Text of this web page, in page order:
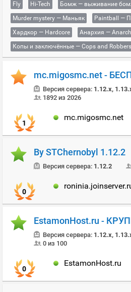
Fly
Hi-Tech
Бомж — выживание
Murder mystery — Маньяк
Paintball —
Хардкор — Hardcore
Анархия —
Копы и заключённые — Cops and Robbers
mc.migosmc.net -
Версия сервера: 1.12.x,
1892 из 2026
1
mc.migosmc.net
By STChernobyl 1.12.2
Версия сервера: 1.12.2
0
EstamonHost.ru -
Версия сервера: 1.12.x,
0 из 100
0
EstamonHost.ru